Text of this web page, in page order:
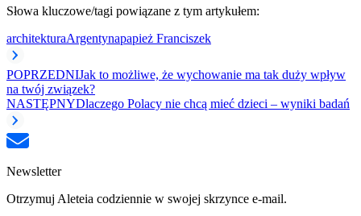
Słowa kluczowe/tagi powiązane z tym artykułem:
architekturaArgentynapapież Franciszek
POPRZEDNIJak to możliwe, że wychowanie ma tak duży wpływ
na twój związek?
NASTĘPNYDlaczego Polacy nie chcą mieć dzieci – wyniki badań
Newsletter
Otrzymuj Aleteia codziennie w swojej skrzynce e-mail.